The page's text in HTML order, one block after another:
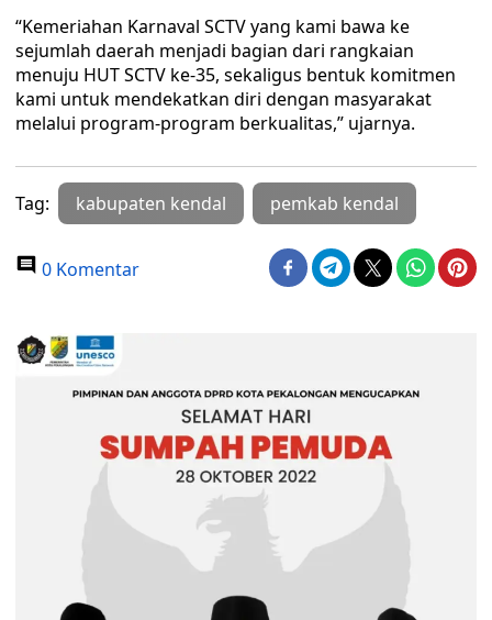
“Kemeriahan Karnaval SCTV yang kami bawa ke
sejumlah daerah menjadi bagian dari rangkaian
menuju HUT SCTV ke-35, sekaligus bentuk komitmen
kami untuk mendekatkan diri dengan masyarakat
melalui program-program berkualitas,” ujarnya.
Tag: kabupaten kendal pemkab kendal
0 Komentar